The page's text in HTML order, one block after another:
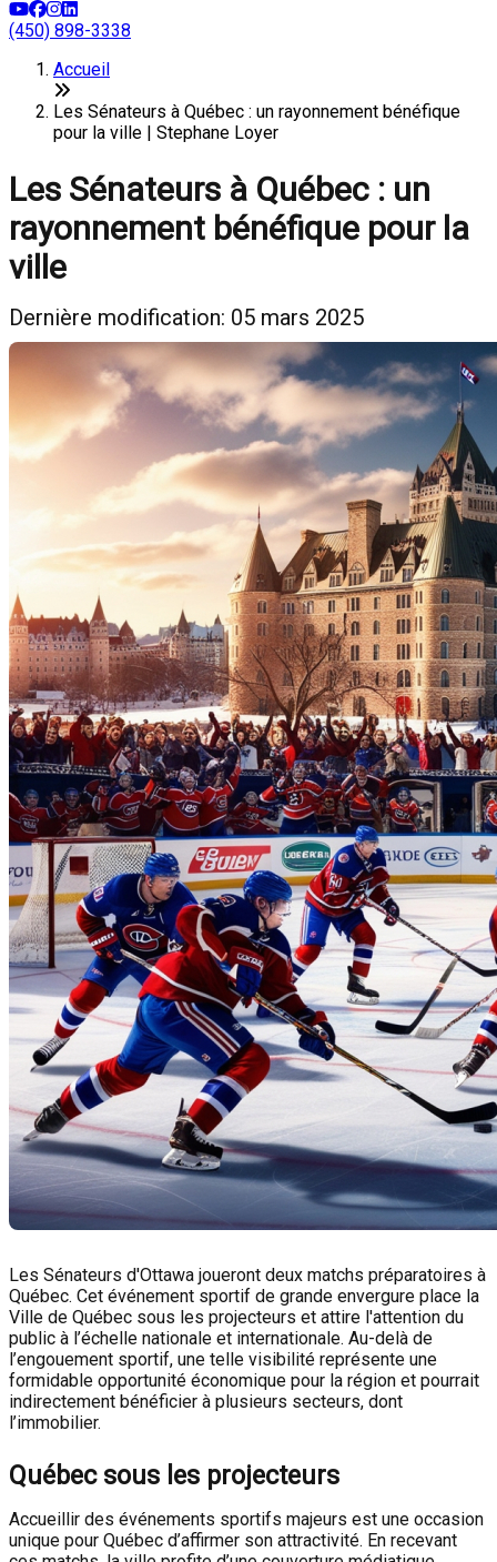
(450) 898-3338
Accueil
Les Sénateurs à Québec : un rayonnement bénéfique
pour la ville | Stephane Loyer
Les Sénateurs à Québec : un
rayonnement bénéfique pour la
ville
Dernière modification: 05 mars 2025
Les Sénateurs d'Ottawa joueront deux matchs préparatoires à
Québec. Cet événement sportif de grande envergure place la
Ville de Québec sous les projecteurs et attire l'attention du
public à l’échelle nationale et internationale. Au-delà de
l’engouement sportif, une telle visibilité représente une
formidable opportunité économique pour la région et pourrait
indirectement bénéficier à plusieurs secteurs, dont
l’immobilier.
Québec sous les projecteurs
Accueillir des événements sportifs majeurs est une occasion
unique pour Québec d’affirmer son attractivité. En recevant